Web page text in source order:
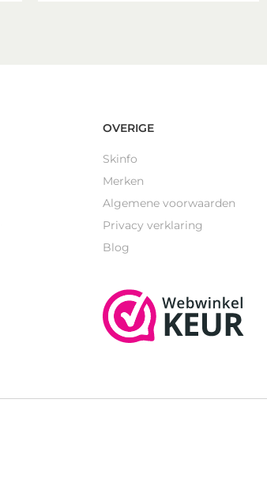
OVERIGE
Skinfo
Merken
Algemene voorwaarden
Privacy verklaring
Blog